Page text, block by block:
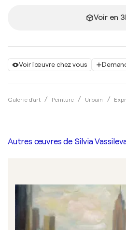
Voir l'œuvre chez vous
Galerie d'art Peinture Urbain
Voir en
Autres œuvres de Silvia